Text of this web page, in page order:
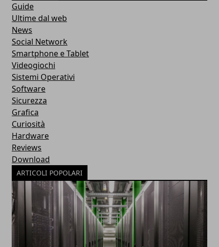
Guide
Ultime dal web
News
Social Network
Smartphone e Tablet
Videogiochi
Sistemi Operativi
Software
Sicurezza
Grafica
Curiosità
Hardware
Reviews
Download
ARTICOLI POPOLARI